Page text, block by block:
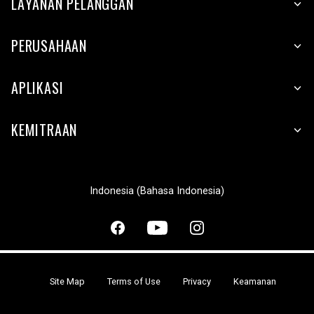
PERUSAHAAN
APLIKASI
KEMITRAAN
Indonesia (Bahasa Indonesia)
Site Map Terms of Use Privacy Keamanan